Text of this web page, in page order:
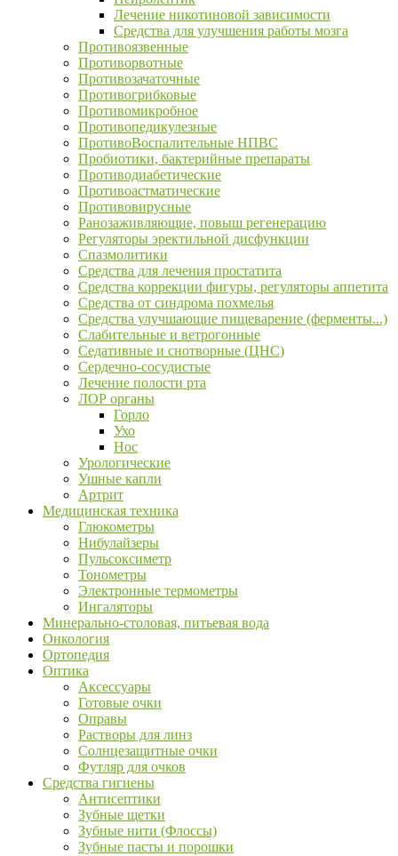
Лечение никотиновой зависимости
Средства для улучшения работы мозга
Противоязвенные
Противорвотные
Противозачаточные
Противогрибковые
Противомикробное
Противопедикулезные
ПротивоВоспалительные НПВС
Пробиотики, бактерийные препараты
Противодиабетические
Противоастматические
Противовирусные
Ранозаживляющие, повыш регенерацию
Регуляторы эректильной дисфункции
Спазмолитики
Средства для лечения простатита
Средства коррекции фигуры, регуляторы аппетита
Средства от синдрома похмелья
Средства улучшающие пищеварение (ферменты...)
Слабительные и ветрогонные
Седативные и снотворные (ЦНС)
Сердечно-сосудистые
Лечение полости рта
ЛОР органы
Горло
Ухо
Нос
Урологические
Ушные капли
Артрит
Медицинская техника
Глюкометры
Нибулайзеры
Пульсоксиметр
Тонометры
Электронные термометры
Ингаляторы
Минерально-столовая, питьевая вода
Онкология
Ортопедия
Оптика
Аксессуары
Готовые очки
Оправы
Растворы для линз
Солнцезащитные очки
Футляр для очков
Средства гигиены
Антисептики
Зубные щетки
Зубные нити (Флоссы)
Зубные пасты и порошки